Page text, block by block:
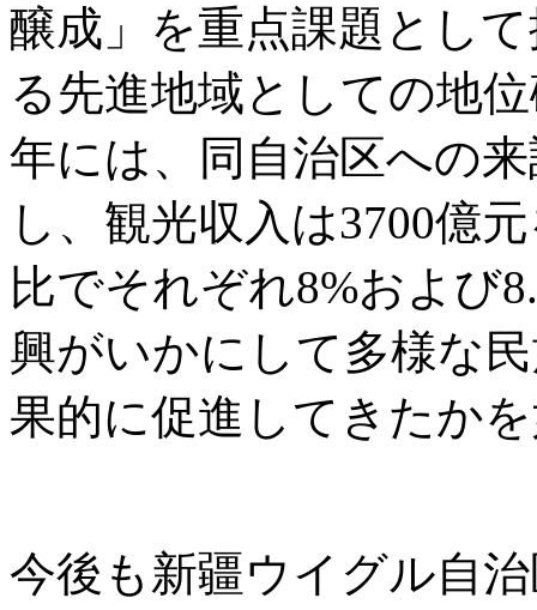
醸成」を重点課題とし
る先進地域としての地
年には、同自治区への
し、観光収入は3700億
比でそれぞれ8%および
興がいかにして多様な
果的に促進してきたか
今後も新疆ウイグル自